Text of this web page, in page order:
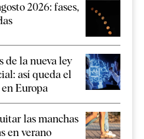
2026: fases,
de la nueva ley
así queda el
Europa
las manchas
en verano